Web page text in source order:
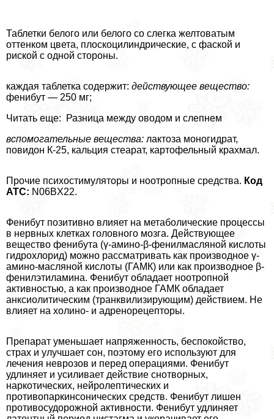
Таблетки белого или белого со слегка желтоватым
оттенком цвета, плоскоцилиндрические, с фаской и
риской с одной стороны.
каждая таблетка содержит: действующее вещество:
фенибут — 250 мг;
Читать еще: Разница между оводом и слепнем
вспомогательные вещества: лактоза моногидрат,
повидон К-25, кальция стеарат, картофельный крахмал.
Прочие психостимуляторы и ноотропные средства. Код
АТС: N06BX22.
Фенибут позитивно влияет на метаболические процессы
в нервных клетках головного мозга. Действующее
вещество фенибута (γ-амино-β-фенилмасляной кислоты
гидрохлорид) можно рассматривать как производное γ-
амино-масляной кислоты (ГАМК) или как производное β-
фенилэтиламина. Фенибут обладает ноотропной
активностью, а как производное ГАМК обладает
анксиолитическим (транквилизирующим) действием. Не
влияет на холино- и адренорецепторы.
Препарат уменьшает напряженность, беспокойство,
страх и улучшает сон, поэтому его используют для
лечения неврозов и перед операциями. Фенибут
удлиняет и усиливает действие снотворных,
наркотических, нейролептических и
противопаркинсонических средств. Фенибут лишен
противосудорожной активности. Фенибут удлиняет